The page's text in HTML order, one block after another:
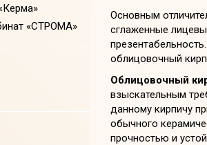
Основным
сглаженные
облицовочный
Облицовочный
взыскательным
данному кирпичу
обычного
прочностью и
«СТРОМА»